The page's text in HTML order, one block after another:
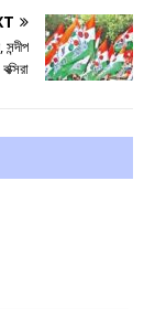
বক্সিরা